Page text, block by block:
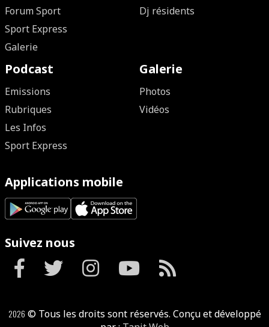
Forum Sport
Sport Express
Galerie
Dj résidents
Podcast
Emissions
Rubriques
Les Infos
Sport Express
Galerie
Photos
Vidéos
Applications mobile
Suivez nous
2026 © Tous les droits sont réservés. Conçu et développé